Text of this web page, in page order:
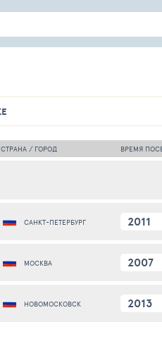
СТРАНА / ГОРОД ВРЕМЯ
САНКТ-ПЕТЕРБУРГ 2011
МОСКВА 2007
НОВОМОСКОВСК 2013